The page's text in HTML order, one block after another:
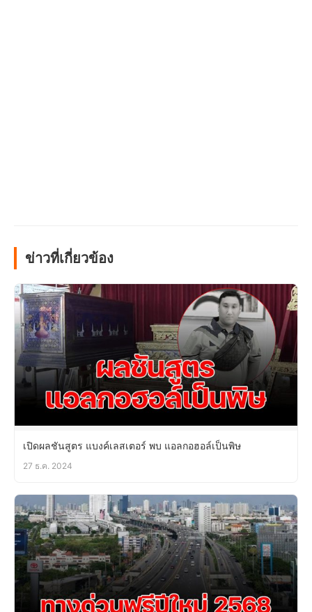
ข่าวที่เกี่ยวข้อง
เปิดผลชันสูตร แบงค์เลสเตอร์ พบ แอลกอฮอล์เป็นพิษ
27 ธ.ค. 2024